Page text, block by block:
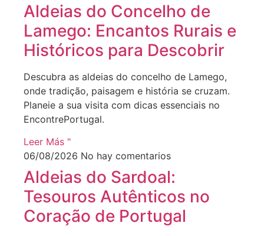
Aldeias do Concelho de
Lamego: Encantos Rurais e
Históricos para Descobrir
Descubra as aldeias do concelho de Lamego,
onde tradição, paisagem e história se cruzam.
Planeie a sua visita com dicas essenciais no
EncontrePortugal.
Leer Más "
06/08/2026 No hay comentarios
Aldeias do Sardoal:
Tesouros Autênticos no
Coração de Portugal